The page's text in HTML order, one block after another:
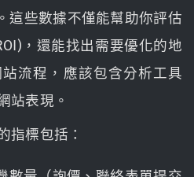
這些數據不僅能幫助你評估
，還能找出需要優化的地
流程，應該包含分析工具
站表現。
指標包括：